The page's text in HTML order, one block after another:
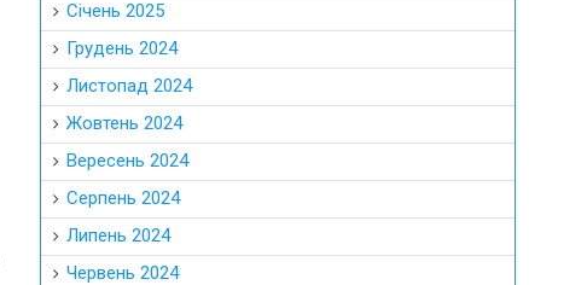
Січень 2025
Грудень 2024
Листопад 2024
Жовтень 2024
Вересень 2024
Серпень 2024
Липень 2024
Червень 2024